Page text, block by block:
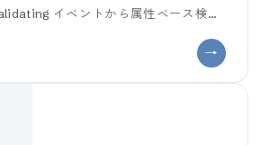
イベントから属性ベース検証